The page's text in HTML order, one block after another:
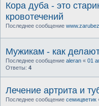
Кора дуба - это
кровотечений
Последнее сообщение
Мужикам - как
Последнее сообщение aleran « 01
Ответы: 4
Лечение артрита и
Последнее сообщение семицветик